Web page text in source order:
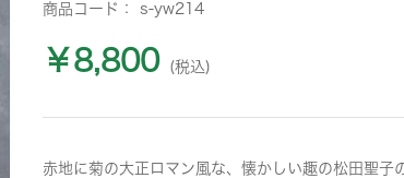
商品コード： s-yw214
￥8,800 (税込)
赤地に菊の大正ロマン風な、懐かしい趣の松田聖子